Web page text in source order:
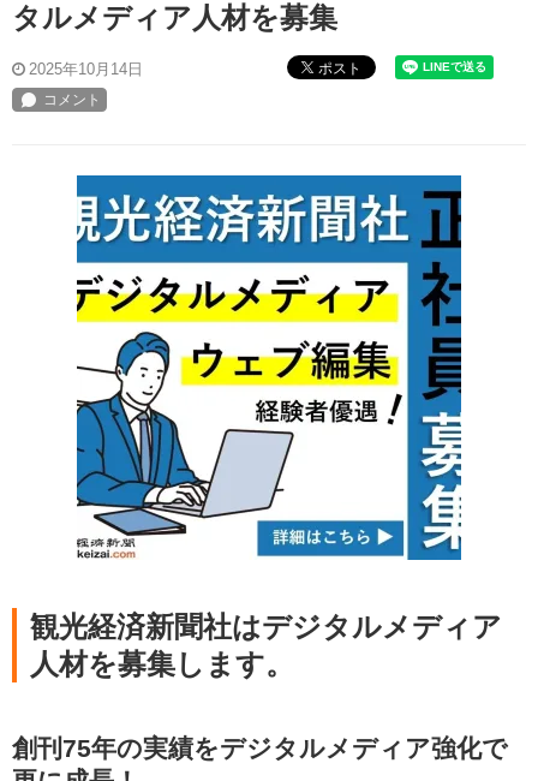
タルメディア人材を募集
2025年10月14日 ポスト
観光経済新聞社はデジタルメディア
人材を募集します。
創刊75年の実績をデジタルメディア強化で